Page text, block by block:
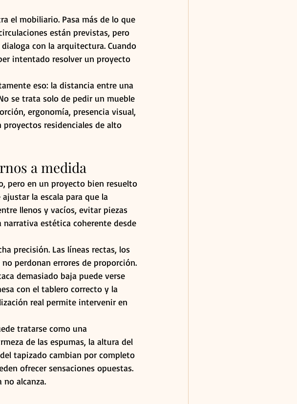
el mobiliario. Pasa más de lo que
están previstas, pero
con la arquitectura. Cuando
intentado resolver un proyecto
eso: la distancia entre una
se trata solo de pedir un mueble
ergonomía, presencia visual,
residenciales de alto
a medida
pero en un proyecto bien resuelto
la escala para que la
llenos y vacíos, evitar piezas
estética coherente desde
precisión. Las líneas rectas, los
perdonan errores de proporción.
demasiado baja puede verse
con el tablero correcto y la
real permite intervenir en
tratarse como una
de las espumas, la altura del
tapizado cambian por completo
ofrecer sensaciones opuestas.
no alcanza.